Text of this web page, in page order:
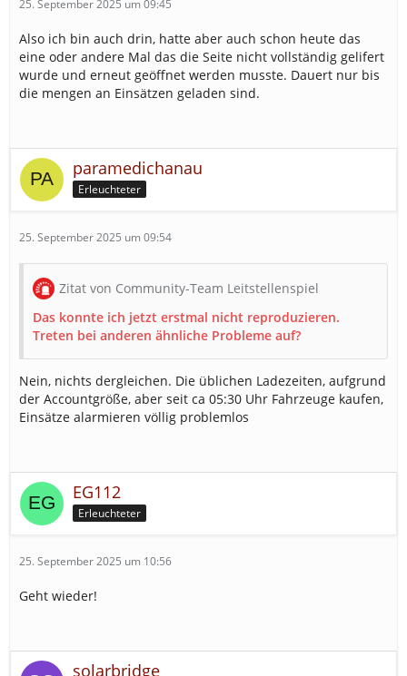
25. September 2025 um 09:45
Also ich bin auch drin, hatte aber auch schon heute das
eine oder andere Mal das die Seite nicht vollständig gelifert
wurde und erneut geöffnet werden musste. Dauert nur bis
die mengen an Einsätzen geladen sind.
paramedichanau
Erleuchteter
25. September 2025 um 09:54
Zitat von Community-Team Leitstellenspiel
Das konnte ich jetzt erstmal nicht reproduzieren.
Treten bei anderen ähnliche Probleme auf?
Nein, nichts dergleichen. Die üblichen Ladezeiten, aufgrund
der Accountgröße, aber seit ca 05:30 Uhr Fahrzeuge kaufen,
Einsätze alarmieren völlig problemlos
EG112
Erleuchteter
25. September 2025 um 10:56
Geht wieder!
solarbridge